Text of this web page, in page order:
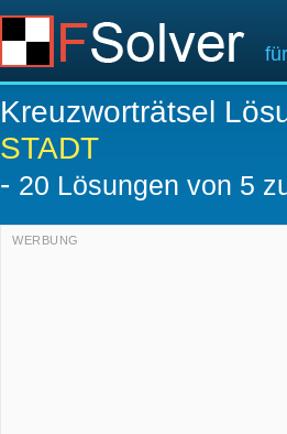
Kreuzworträtsel
STADT
- 20 Lösungen von 5